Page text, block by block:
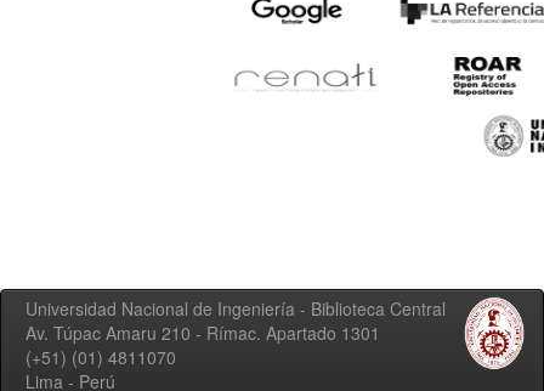
Universidad Nacional de Ingeniería - Biblioteca Central
Av. Túpac Amaru 210 - Rímac. Apartado 1301
(+51) (01) 4811070
Lima - Perú